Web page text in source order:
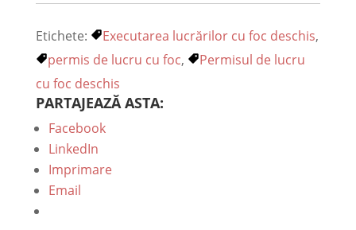
Etichete: Executarea lucrărilor cu foc deschis,
permis de lucru cu foc,
Permisul de lucru
cu foc deschis
PARTAJEAZĂ ASTA:
Facebook
LinkedIn
Imprimare
Email